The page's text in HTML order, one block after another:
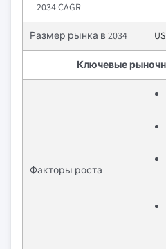
– 2034 CAGR
Размер рынка в 2034
Ключевые
Факторы роста